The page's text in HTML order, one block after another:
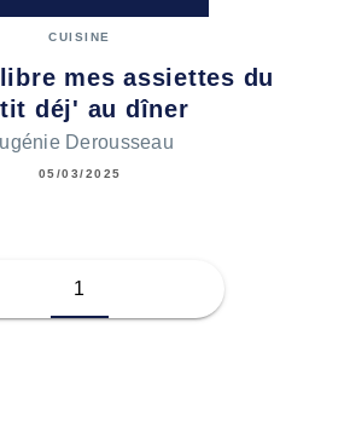
CUISINE
mes assiettes du
déj' au dîner
Derousseau
05/03/2025
1